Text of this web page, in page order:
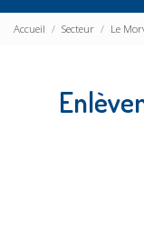
Accueil Secteur Le